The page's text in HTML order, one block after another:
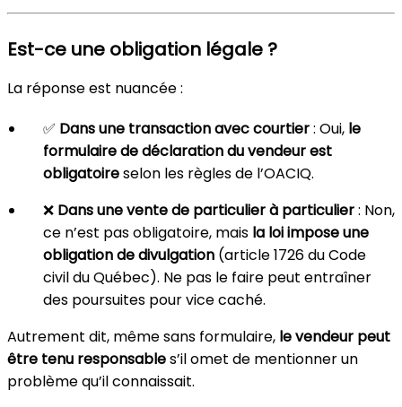
Est-ce une obligation légale ?
La réponse est nuancée :
✅ Dans une transaction avec courtier: Oui, le
formulaire de déclaration du vendeur est
obligatoireselon les règles de l’OACIQ.
❌ Dans une vente de particulier à particulier: Non,
ce n’est pas obligatoire, mais la loi impose une
obligation de divulgation (article 1726 du Code
civil du Québec). Ne pas le faire peut entraîner
des poursuites pour vice caché.
Autrement dit, même sans formulaire, le vendeur peut
être tenu responsables’il omet de mentionner un
problème qu’il connaissait.